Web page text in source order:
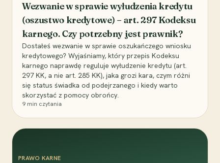
Wezwanie w sprawie wyłudzenia kredytu
(oszustwo kredytowe) – art. 297 Kodeksu
karnego. Czy potrzebny jest prawnik?
Dostałeś wezwanie w sprawie oszukańczego wniosku
kredytowego? Wyjaśniamy, który przepis Kodeksu
karnego naprawdę reguluje wyłudzenie kredytu (art.
297 KK, a nie art. 285 KK), jaka grozi kara, czym różni
się status świadka od podejrzanego i kiedy warto
skorzystać z pomocy obrońcy.
9 min czytania
PRAWO KARNE